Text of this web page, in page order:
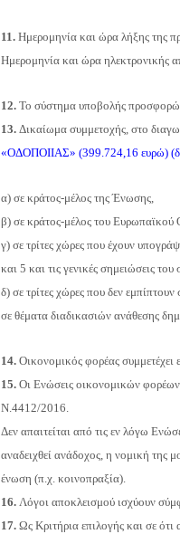
11.Ημερομηνία και ώρα λήξης της
Ημερομηνία και ώρα ηλεκτρονικής
12.Το σύστημα υποβολής
13.Δικαίωμα συμμετοχής, στο
«ΟΔΟΠΟΙΙΑΣ» (399.724,16 ευρώ)
α) σε κράτος-μέλος της Ένωσης,
β) σε κράτος-μέλος του
γ) σε τρίτες χώρες που έχουν
και 5 και τις γενικές σημειώσεις
δ) σε τρίτες χώρες που δεν
σε θέματα διαδικασιών ανάθεσης
14.Οικονομικός φορέας
15.Οι Ενώσεις οικονομικών
Ν.4412/2016.
Δεν απαιτείται από τις εν λόγω
αναδειχθεί ανάδοχος, η νομική της
ένωση (π.χ. κοινοπραξία).
16.Λόγοι αποκλεισμού ισχύουν
17.Ως Κριτήρια επιλογής και σε